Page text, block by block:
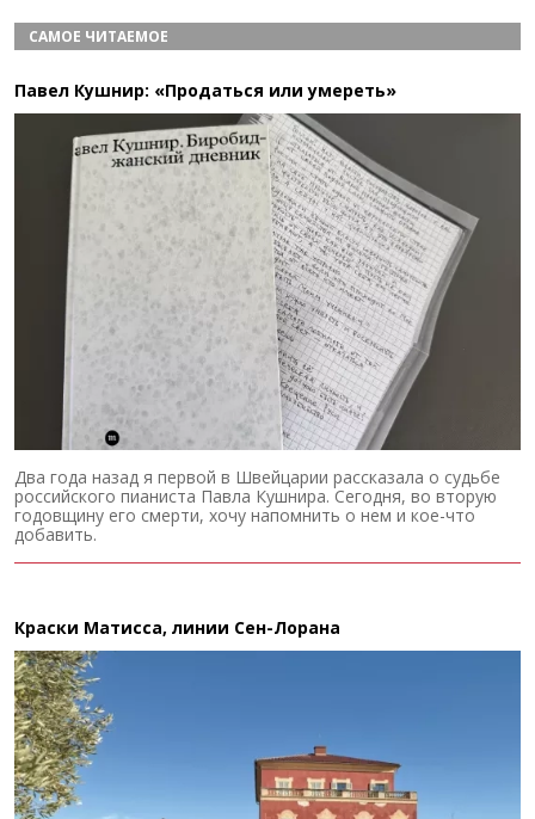
САМОЕ ЧИТАЕМОЕ
Павел Кушнир: «Продаться или умереть»
Два года назад я первой в Швейцарии рассказала о судьбе
российского пианиста Павла Кушнира. Сегодня, во вторую
годовщину его смерти, хочу напомнить о нем и кое-что
добавить.
Краски Матисса, линии Сен-Лорана